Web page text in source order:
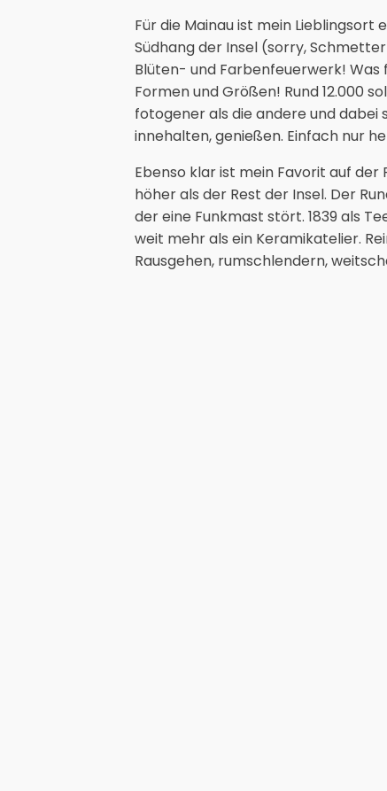
Für die Mainau ist mein
Südhang der Insel (sorry,
Blüten- und Farbenfeuerwerk!
Formen und Größen! Rund 12.000
fotogener als die andere und dabei
innehalten, genießen. Einfach nur
Ebenso klar ist mein Favorit auf
höher als der Rest der Insel. Der
der eine Funkmast stört. 1839 als
weit mehr als ein Keramikatelier.
Rausgehen, rumschlendern,